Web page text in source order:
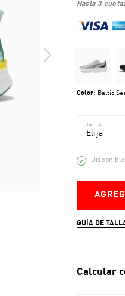
hasta 3
Color: Baltic
TALLA
Elija
Disponible
GUÍA DE
Calcular